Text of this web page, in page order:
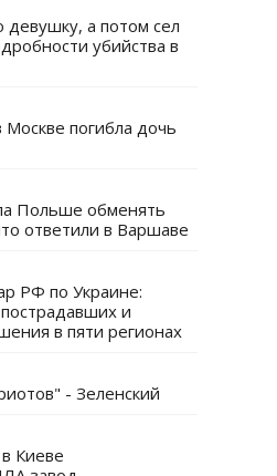
а потом сел
убийства в
погибла дочь
Польше обменять
ответили в Варшаве
РФ по Украине:
и
в пяти регионах
- Зеленский
Киеве